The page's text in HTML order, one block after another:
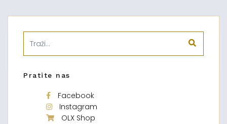
Pratite nas
Facebook
Instagram
OLX Shop